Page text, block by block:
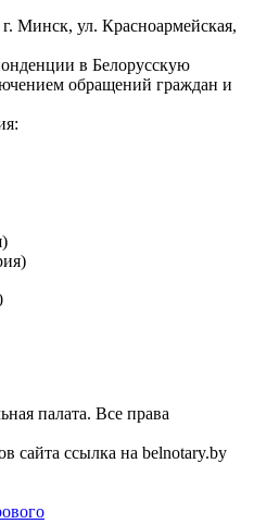
Минск, ул. Красноармейская,
в Белорусскую
обращений граждан и
палата. Все права
сайта ссылка на belnotary.by